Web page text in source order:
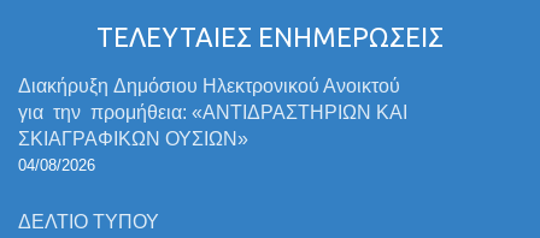
ΤΕΛΕΥΤΑΙΕΣ ΕΝΗΜΕΡΩΣΕΙΣ
Διακήρυξη Δημόσιου Ηλεκτρονικού Ανοικτού
για την προμήθεια: «ΑΝΤΙΔΡΑΣΤΗΡΙΩΝ ΚΑΙ
ΣΚΙΑΓΡΑΦΙΚΩΝ ΟΥΣΙΩΝ»
04/08/2026
ΔΕΛΤΙΟ ΤΥΠΟΥ